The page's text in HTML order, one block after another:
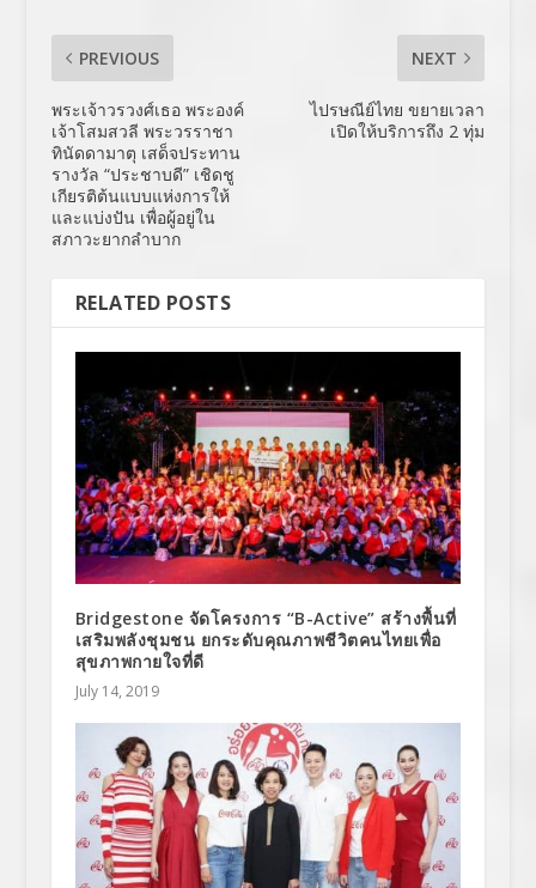
PREVIOUS
พระเจ้าวรวงศ์เธอ พระองค์
เจ้าโสมสวลี พระวรราชา
ทินัดดามาตุ เสด็จประทาน
รางวัล “ประชาบดี” เชิดชู
เกียรติต้นแบบแห่งการให้
และแบ่งปัน เพื่อผู้อยู่ใน
สภาวะยากลำบาก
NEXT
ไปรษณีย์ไทย ขยายเวลา
เปิดให้บริการถึง 2 ทุ่ม
RELATED POSTS
Bridgestone จัดโครงการ “B-Active” สร้างพื้นที่
เสริมพลังชุมชน ยกระดับคุณภาพชีวิตคนไทยเพื่อ
สุขภาพกายใจที่ดี
July 14, 2019